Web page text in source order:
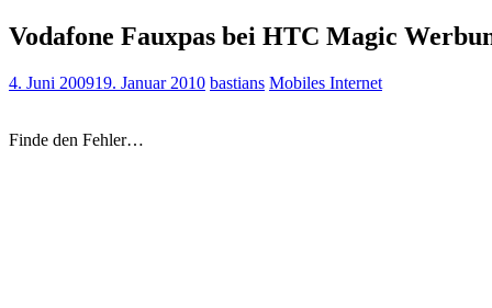
Vodafone Fauxpas bei HTC Magic
4. Juni 200919. Januar 2010 bastians Mobiles Internet
Finde den Fehler…